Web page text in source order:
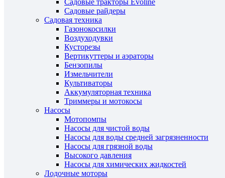
Садовые тракторы Evoline
Садовые райдеры
Садовая техника
Газонокосилки
Воздуходувки
Кусторезы
Вертикуттеры и аэраторы
Бензопилы
Измельчители
Культиваторы
Аккумуляторная техника
Триммеры и мотокосы
Насосы
Мотопомпы
Насосы для чистой воды
Насосы для воды средней загрязненности
Насосы для грязной воды
Высокого давления
Насосы для химических жидкостей
Лодочные моторы